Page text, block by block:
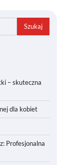
– skuteczna
dla kobiet
Profesjonalna